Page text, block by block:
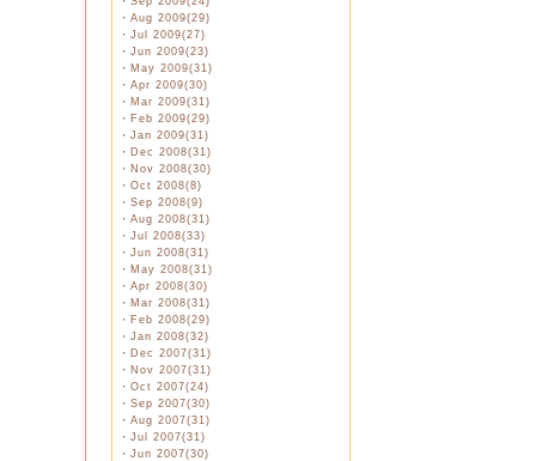
・ Aug 2009(29)
・ Jul 2009(27)
・ Jun 2009(23)
・ May 2009(31)
・ Apr 2009(30)
・ Mar 2009(31)
・ Feb 2009(29)
・ Jan 2009(31)
・ Dec 2008(31)
・ Nov 2008(30)
・ Oct 2008(8)
・ Sep 2008(9)
・ Aug 2008(31)
・ Jul 2008(33)
・ Jun 2008(31)
・ May 2008(31)
・ Apr 2008(30)
・ Mar 2008(31)
・ Feb 2008(29)
・ Jan 2008(32)
・ Dec 2007(31)
・ Nov 2007(31)
・ Oct 2007(24)
・ Sep 2007(30)
・ Aug 2007(31)
・ Jul 2007(31)
・ Jun 2007(30)